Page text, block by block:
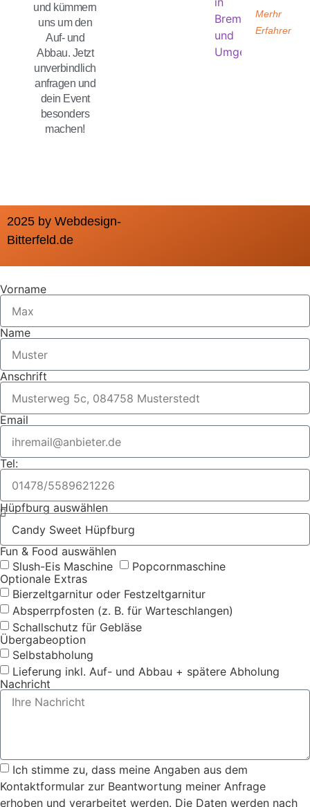
und kümmern
uns um den
Auf- und
Abbau. Jetzt
unverbindlich
anfragen und
dein Event
besonders
machen!
Merhr
Erfahren
2025 by Webdesign-
Bitterfeld.de
Vorname
Name
Anschrift
Email
Tel:
Hüpfburg auswählen
Fun & Food auswählen
Slush-Eis Maschine
Popcornmaschine
Optionale Extras
Bierzeltgarnitur oder Festzeltgarnitur
Absperrpfosten (z. B. für Warteschlangen)
Schallschutz für Gebläse
Übergabeoption
Selbstabholung
Lieferung inkl. Auf- und Abbau + spätere Abholung
Nachricht
Ich stimme zu, dass meine Angaben aus dem
Kontaktformular zur Beantwortung meiner Anfrage
erhoben und verarbeitet werden. Die Daten werden nach